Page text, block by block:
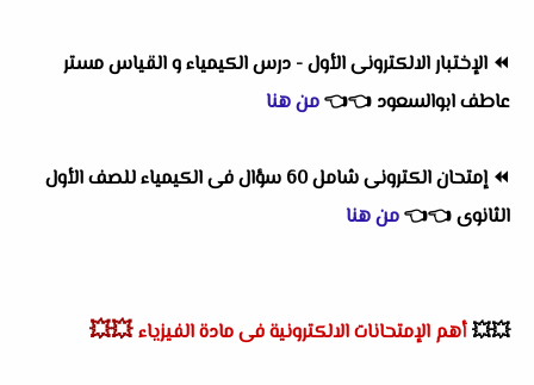
⏪ الإختبار الالكترونى الأول - درس الكيمياء و القياس مستر
عاطف ابوالسعود 👈
👈من هنا
⏪
إمتحان الكترونى شامل 60 سؤال فى الكيمياء للصف الأول
الثانوى👈
👈من هنا
💥💥 أهم الإمتحانات الالكترونية فى مادة الفيزياء 💥💥